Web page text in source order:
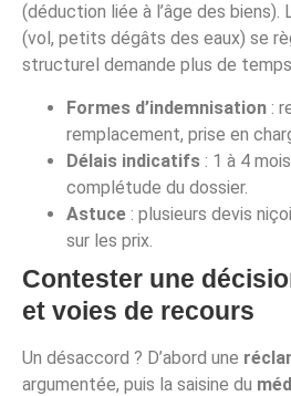
(déduction liée à l’âge des biens).
(vol, petits dégâts des eaux) se
structurel demande plus de
Formes d’indemnisation :
remplacement, prise en
Délais indicatifs : 1 à 4
complétude du dossier.
Astuce : plusieurs devis
sur les prix.
Contester une
et voies de recours
Un désaccord ? D’abord une
argumentée, puis la saisine du